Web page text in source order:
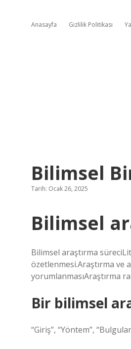
Anasayfa Gizlilik Politikası
Bilimsel
Tarih: Ocak 26, 2025
Bilimsel
Bilimsel araştırma
özetlenmesi.Araştırma ve
yorumlanmasıAraştırma
Bir bilimsel
“Giriş”, “Yöntem”,